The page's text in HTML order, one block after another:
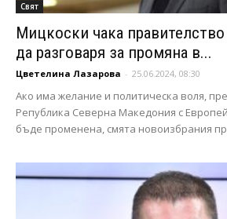
Свят
Мицкоски чака
да разговаря за промяна в...
Цветелина Лазарова - 25.06.2024, 08:30
Ако има желание и политическа воля,
Република Северна Македония с
бъде променена, смята новоизбрания